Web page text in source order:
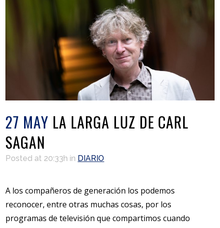
27 MAY LA LARGA LUZ DE CARL
SAGAN
Posted at 20:33h in DIARIO
A los compañeros de generación los podemos
reconocer, entre otras muchas cosas, por los
programas de televisión que compartimos cuando